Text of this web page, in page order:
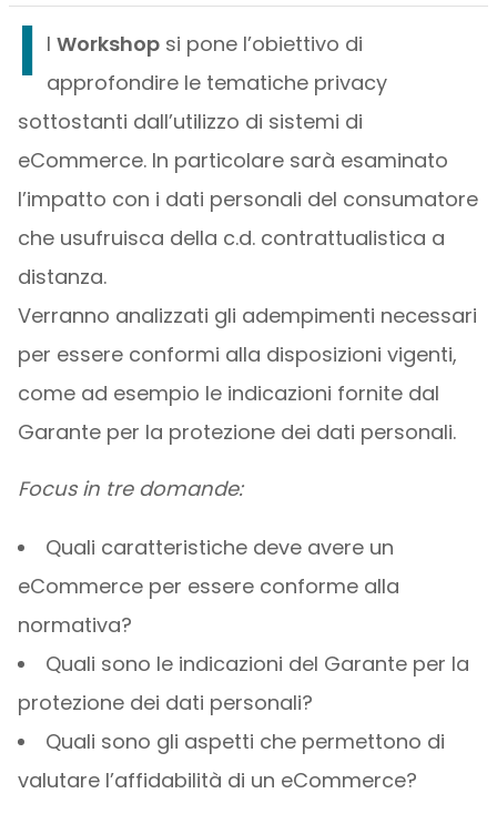
I l Workshopsi pone l’obiettivo di
approfondire le tematiche privacy
sottostanti dall’utilizzo di sistemi di
eCommerce. In particolare sarà esaminato
l’impatto con i dati personali del consumatore
che usufruisca della c.d. contrattualistica a
distanza.
Verranno analizzati gli adempimenti necessari
per essere conformi alla disposizioni vigenti,
come ad esempio le indicazioni fornite dal
Garante per la protezione dei dati personali.
Focus in tre domande:
Quali caratteristiche deve avere un
eCommerce per essere conforme alla
normativa?
Quali sono le indicazioni del Garante per la
protezione dei dati personali?
Quali sono gli aspetti che permettono di
valutare l’affidabilità di un eCommerce?